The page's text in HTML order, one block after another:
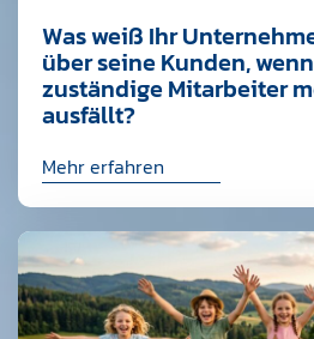
Was weiß Ihr
über seine Kunden,
zuständige Mitarbeiter
ausfällt?
Mehr erfahren